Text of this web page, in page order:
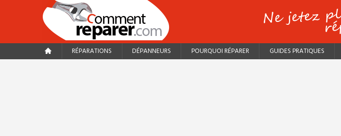
RÉPARATIONS DÉPANNEURS POURQUOI RÉPARER GUIDES PRATIQUES